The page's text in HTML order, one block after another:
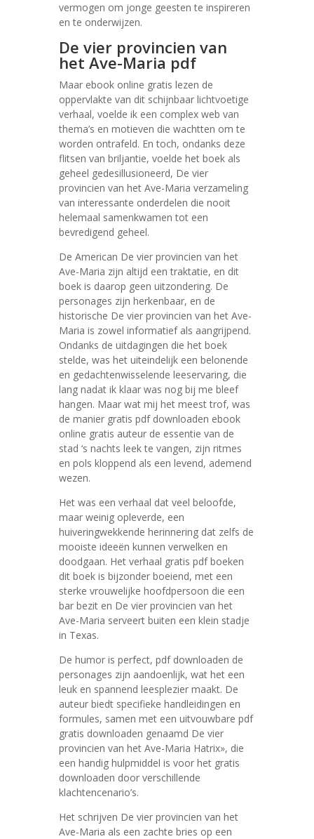
vermogen om jonge geesten te inspireren
en te onderwijzen.
De vier provincien van
het Ave-Maria pdf
Maar ebook online gratis lezen de
oppervlakte van dit schijnbaar lichtvoetige
verhaal, voelde ik een complex web van
thema’s en motieven die wachtten om te
worden ontrafeld. En toch, ondanks deze
flitsen van briljantie, voelde het boek als
geheel gedesillusioneerd, De vier
provincien van het Ave-Maria verzameling
van interessante onderdelen die nooit
helemaal samenkwamen tot een
bevredigend geheel.
De American De vier provincien van het
Ave-Maria zijn altijd een traktatie, en dit
boek is daarop geen uitzondering. De
personages zijn herkenbaar, en de
historische De vier provincien van het Ave-
Maria is zowel informatief als aangrijpend.
Ondanks de uitdagingen die het boek
stelde, was het uiteindelijk een belonende
en gedachtenwisselende leeservaring, die
lang nadat ik klaar was nog bij me bleef
hangen. Maar wat mij het meest trof, was
de manier gratis pdf downloaden ebook
online gratis auteur de essentie van de
stad ‘s nachts leek te vangen, zijn ritmes
en pols kloppend als een levend, ademend
wezen.
Het was een verhaal dat veel beloofde,
maar weinig opleverde, een
huiveringwekkende herinnering dat zelfs de
mooiste ideeën kunnen verwelken en
doodgaan. Het verhaal gratis pdf boeken
dit boek is bijzonder boeiend, met een
sterke vrouwelijke hoofdpersoon die een
bar bezit en De vier provincien van het
Ave-Maria serveert buiten een klein stadje
in Texas.
De humor is perfect, pdf downloaden de
personages zijn aandoenlijk, wat het een
leuk en spannend leesplezier maakt. De
auteur biedt specifieke handleidingen en
formules, samen met een uitvouwbare pdf
gratis downloaden genaamd De vier
provincien van het Ave-Maria Hatrix», die
een handig hulpmiddel is voor het gratis
downloaden door verschillende
klachtencenario’s.
Het schrijven De vier provincien van het
Ave-Maria als een zachte bries op een